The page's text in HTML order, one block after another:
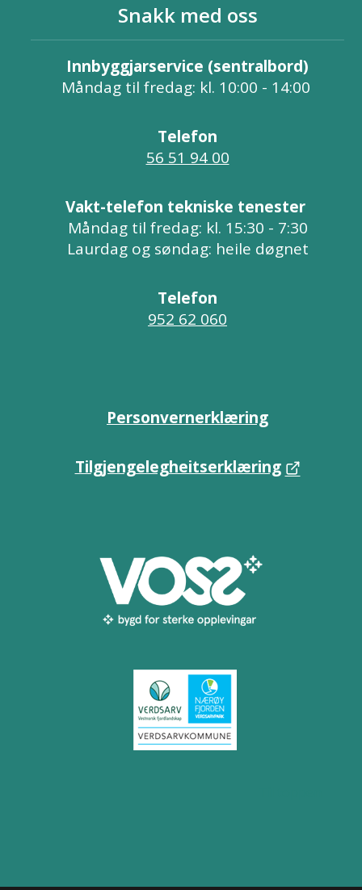
Snakk med oss
Innbyggjarservice (sentralbord)
Måndag til fredag: kl. 10:00 - 14:00
Telefon
56 51 94 00
Vakt-telefon tekniske tenester
Måndag til fredag: kl. 15:30 - 7:30
Laurdag og søndag: heile døgnet
Telefon
952 62 060
Personvernerklæring
Tilgjengelegheitserklæring